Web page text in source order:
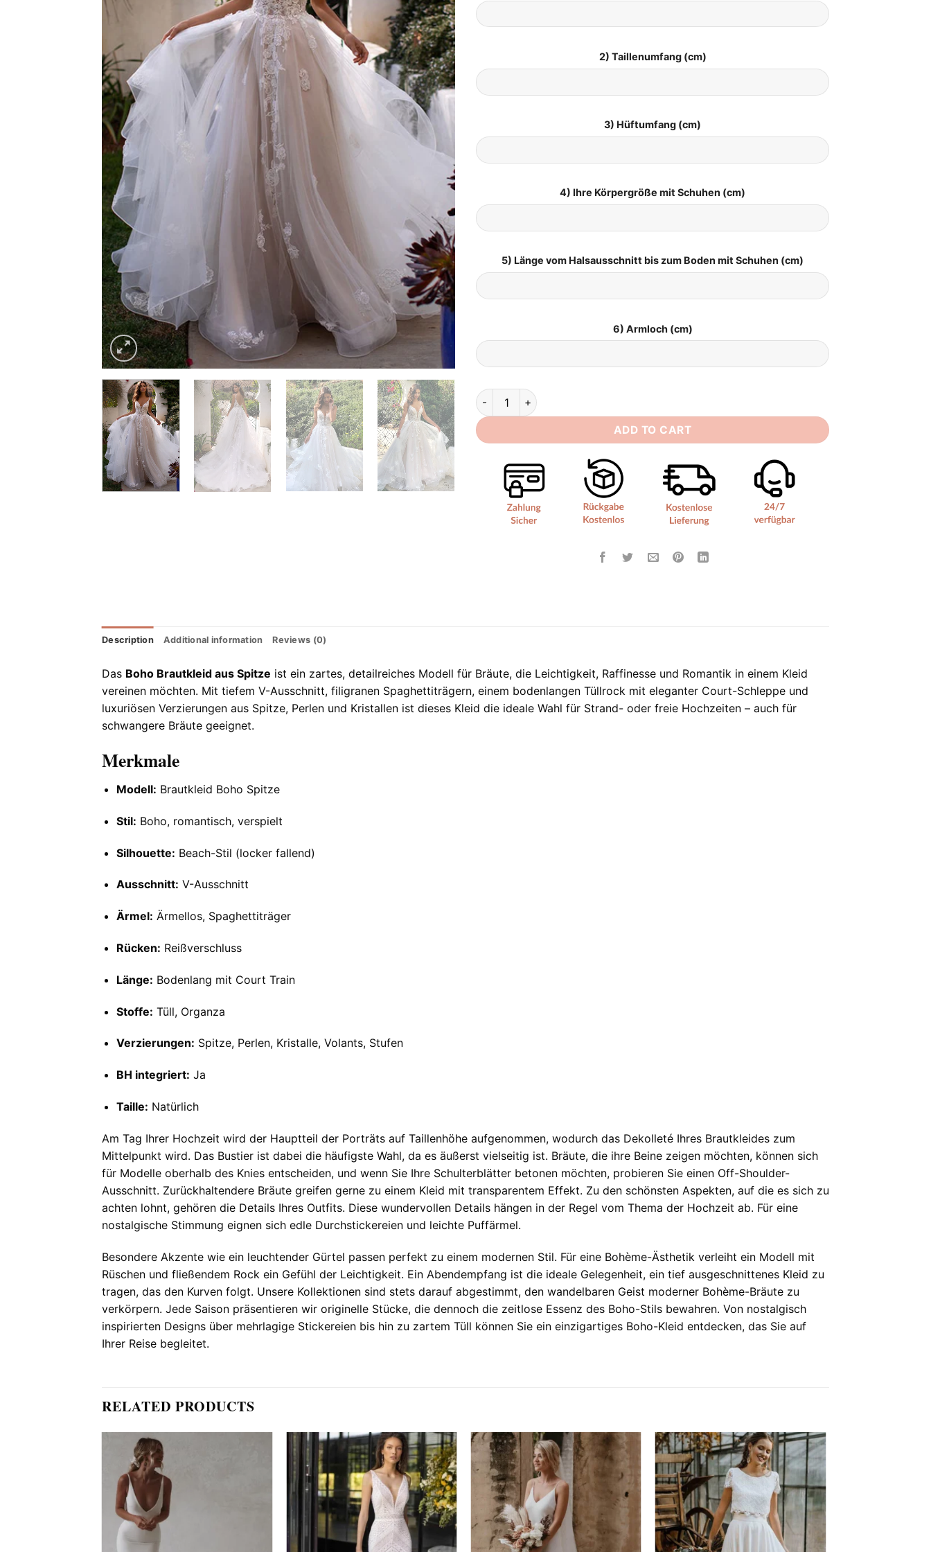
2) Taillenumfang (cm)
3) Hüftumfang (cm)
4) Ihre Körpergröße mit Schuhen (cm)
5) Länge vom Halsausschnitt bis zum Boden mit Schuhen (cm)
6) Armloch (cm)
Brautkleid Boho Spitze quantity
ADD TO CART
Description Additional information Reviews (0)
Das Boho Brautkleid aus Spitze ist ein zartes, detailreiches Modell für Bräute, die Leichtigkeit, Raffinesse und Romantik in einem Kleid
vereinen möchten. Mit tiefem V-Ausschnitt, filigranen Spaghettiträgern, einem bodenlangen Tüllrock mit eleganter Court-Schleppe und
luxuriösen Verzierungen aus Spitze, Perlen und Kristallen ist dieses Kleid die ideale Wahl für Strand- oder freie Hochzeiten – auch für
schwangere Bräute geeignet.
Merkmale
Modell: Brautkleid Boho Spitze
Stil: Boho, romantisch, verspielt
Silhouette: Beach-Stil (locker fallend)
Ausschnitt: V-Ausschnitt
Ärmel: Ärmellos, Spaghettiträger
Rücken: Reißverschluss
Länge: Bodenlang mit Court Train
Stoffe: Tüll, Organza
Verzierungen: Spitze, Perlen, Kristalle, Volants, Stufen
BH integriert: Ja
Taille: Natürlich
Am Tag Ihrer Hochzeit wird der Hauptteil der Porträts auf Taillenhöhe aufgenommen, wodurch das Dekolleté Ihres Brautkleides zum
Mittelpunkt wird. Das Bustier ist dabei die häufigste Wahl, da es äußerst vielseitig ist. Bräute, die ihre Beine zeigen möchten, können sich
für Modelle oberhalb des Knies entscheiden, und wenn Sie Ihre Schulterblätter betonen möchten, probieren Sie einen Off-Shoulder-
Ausschnitt. Zurückhaltendere Bräute greifen gerne zu einem Kleid mit transparentem Effekt. Zu den schönsten Aspekten, auf die es sich zu
achten lohnt, gehören die Details Ihres Outfits. Diese wundervollen Details hängen in der Regel vom Thema der Hochzeit ab. Für eine
nostalgische Stimmung eignen sich edle Durchstickereien und leichte Puffärmel.
Besondere Akzente wie ein leuchtender Gürtel passen perfekt zu einem modernen Stil. Für eine Bohème-Ästhetik verleiht ein Modell mit
Rüschen und fließendem Rock ein Gefühl der Leichtigkeit. Ein Abendempfang ist die ideale Gelegenheit, ein tief ausgeschnittenes Kleid zu
tragen, das den Kurven folgt. Unsere Kollektionen sind stets darauf abgestimmt, den wandelbaren Geist moderner Bohème-Bräute zu
verkörpern. Jede Saison präsentieren wir originelle Stücke, die dennoch die zeitlose Essenz des Boho-Stils bewahren. Von nostalgisch
inspirierten Designs über mehrlagige Stickereien bis hin zu zartem Tüll können Sie ein einzigartiges Boho-Kleid entdecken, das Sie auf
Ihrer Reise begleitet.
RELATED PRODUCTS